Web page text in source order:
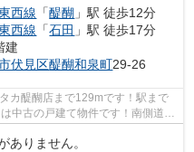
西線 「醍醐 」駅 徒歩12分
西線 「石田 」駅 徒歩17分
建
伏見区醍醐和泉町29-26
カ醍醐店まで129mです！駅まで
中古の戸建て物件です！南側道路
ありません。